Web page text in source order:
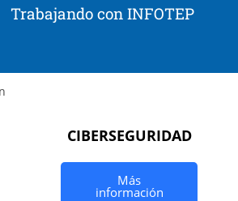
Trabajando con INFOTEP
CIBERSEGURIDAD
Más
información